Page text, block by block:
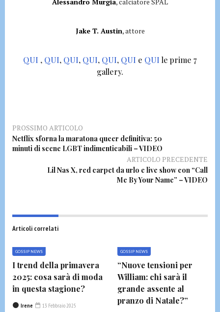
Jake T. Austin, attore
QUI , QUI, QUI, QUI, QUI, QUI e QUI le prime 7
gallery.
PROSSIMO ARTICOLO
Netflix sforna la maratona queer definitiva: 50
minuti di scene LGBT indimenticabili – VIDEO
ARTICOLO PRECEDENTE
Lil Nas X, red carpet da urlo e live show con “Call
Me By Your Name” – VIDEO
Articoli correlati
GOSSIP NEWS
I trend della primavera
2025: cosa sarà di moda
in questa stagione?
Irene 13 Febbraio 2025
GOSSIP NEWS
“Nuove tensioni per
William: chi sarà il
grande assente al
pranzo di Natale?”